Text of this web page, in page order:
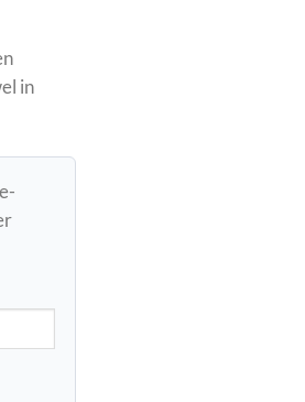
in